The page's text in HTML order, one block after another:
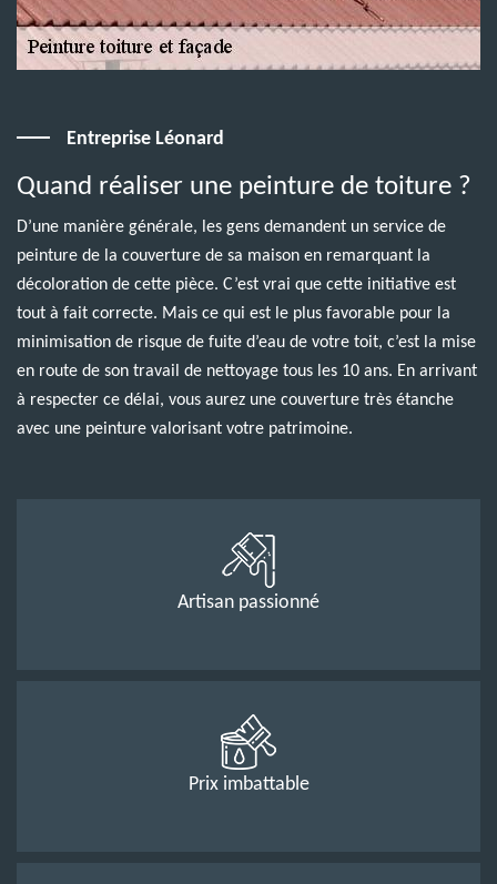
Entreprise Léonard
Quand réaliser une peinture de toiture ?
D’une manière générale, les gens demandent un service de
peinture de la couverture de sa maison en remarquant la
décoloration de cette pièce. C’est vrai que cette initiative est
tout à fait correcte. Mais ce qui est le plus favorable pour la
minimisation de risque de fuite d’eau de votre toit, c’est la mise
en route de son travail de nettoyage tous les 10 ans. En arrivant
à respecter ce délai, vous aurez une couverture très étanche
avec une peinture valorisant votre patrimoine.
Artisan passionné
Prix imbattable